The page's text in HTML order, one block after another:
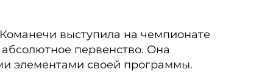
Команечи выступила на чемпионате
первенство. Она
элементами своей программы.